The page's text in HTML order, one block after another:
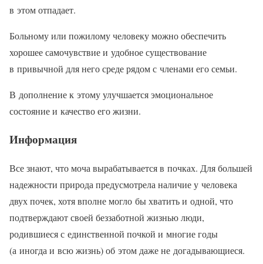
в этом отпадает.
Больному или пожилому человеку можно обеспечить
хорошее самочувствие и удобное существование
в привычной для него среде рядом с членами его семьи.
В дополнение к этому улучшается эмоциональное
состояние и качество его жизни.
Информация
Все знают, что моча вырабатывается в почках. Для большей
надежности природа предусмотрела наличие у человека
двух почек, хотя вполне могло бы хватить и одной, что
подтверждают своей беззаботной жизнью люди,
родившиеся с единственной почкой и многие годы
(а иногда и всю жизнь) об этом даже не догадывающиеся.